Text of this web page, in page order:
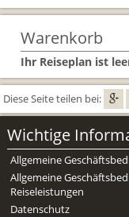
Wales
Minibustouren
Reisen durch England
Reisen durch
Wandern in Schottland
Wandern in Wales
Checkliste
Großbritannien - Facts &
Großbritannien Urlaub
Gutscheine -
Individuelle
Links
Warenkorb
Ihr Reiseplan ist
Diese Seite teilen bei:
Wichtige
Allgemeine
Allgemeine
Reiseleistungen
Datenschutz